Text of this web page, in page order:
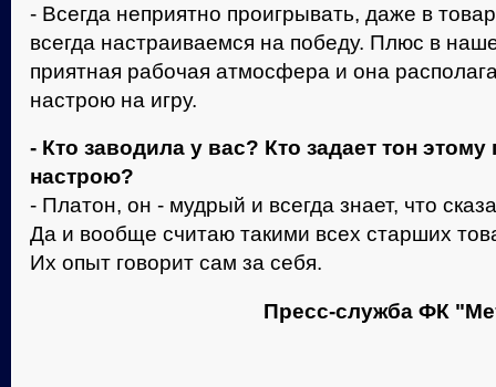
- Всегда неприятно проигрывать, даже в
всегда настраиваемся на победу. Плюс в
приятная рабочая атмосфера и она
настрою на игру.
- Кто заводила у вас? Кто задает тон
настрою?
- Платон, он - мудрый и всегда знает, что
Да и вообще считаю такими всех старших
Их опыт говорит сам за себя.
Пресс-служба ФК